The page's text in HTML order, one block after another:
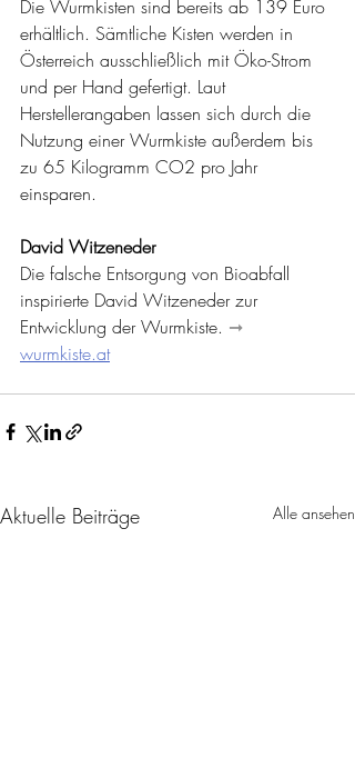
Die Wurmkisten sind bereits ab 139 Euro
erhältlich. Sämtliche Kisten werden in
Österreich ausschließlich mit Öko-Strom
und per Hand gefertigt. Laut
Herstellerangaben lassen sich durch die
Nutzung einer Wurmkiste außerdem bis
zu 65 Kilogramm CO2 pro Jahr
einsparen.
David Witzeneder
Die falsche Entsorgung von Bioabfall
inspirierte David Witzeneder zur
Entwicklung der Wurmkiste. ➞
wurmkiste.at
Aktuelle Beiträge Alle ansehen